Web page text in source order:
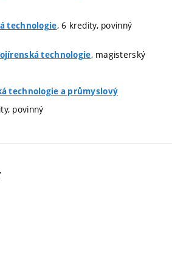
technologie, 6 kredity, povinný
technologie, magisterský
technologie a průmyslový
povinný